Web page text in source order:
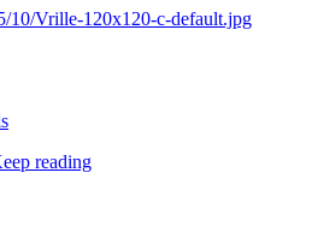
10/Vrille-120x120-c-default.jpg
reading